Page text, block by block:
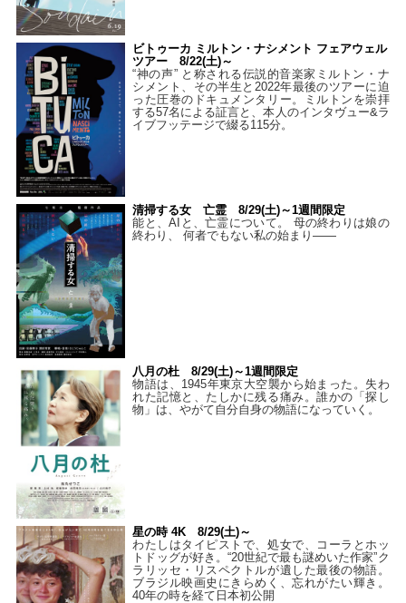
ビトゥーカ ミルトン・ナシメント フェアウェル
ツアー 8/22(土)～
“神の声” と称される伝説的音楽家ミルトン・ナ
シメント、その半生と2022年最後のツアーに迫
った圧巻のドキュメンタリー。ミルトンを崇拝
する57名による証言と、本人のインタヴュー&ラ
イブフッテージで綴る115分。
清掃する女 亡霊 8/29(土)～1週間限定
能と、AIと、亡霊について。 母の終わりは娘の
終わり、 何者でもない私の始まり――
八月の杜 8/29(土)～1週間限定
物語は、1945年東京大空襲から始まった。失わ
れた記憶と、たしかに残る痛み。誰かの「探し
物」は、やがて自分自身の物語になっていく。
星の時 4K 8/29(土)～
わたしはタイピストで、処⼥で、コーラとホッ
トドッグが好き。“20世紀で最も謎めいた作家”ク
ラリッセ・リスペクトルが遺した最後の物語。
ブラジル映画史にきらめく、忘れがたい輝き。
40年の時を経て⽇本初公開